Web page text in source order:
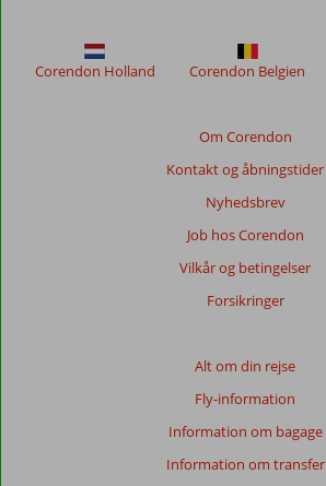
sikre
Om Corendon
Kontakt og åbningstider
Nyhedsbrev
Job hos Corendon
Vilkår og betingelser
Forsikringer
Alt om din rejse
Fly-information
Information om bagage
Information om transfer
Corendon Holland Corendon Belgien